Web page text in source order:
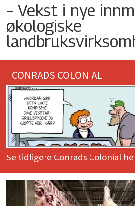
– Vekst i nye
økologiske
CONRADS COLONIAL
Se tidligere Conrads Colonial